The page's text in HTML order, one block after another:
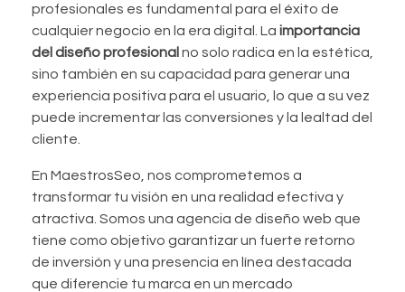
profesionales es fundamental para el éxito de
cualquier negocio en la era digital. La importancia
del diseño profesional no solo radica en la estética,
sino también en su capacidad para generar una
experiencia positiva para el usuario, lo que a su vez
puede incrementar las conversiones y la lealtad del
cliente.
En MaestrosSeo, nos comprometemos a
transformar tu visión en una realidad efectiva y
atractiva. Somos una agencia de diseño web que
tiene como objetivo garantizar un fuerte retorno
de inversión y una presencia en línea destacada
que diferencie tu marca en un mercado